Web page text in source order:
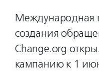
Международная
создания
Change.org
кампанию к 1